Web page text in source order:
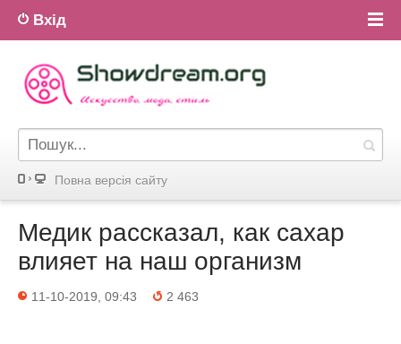
Вхід
Повна версiя сайту
Медик рассказал, как сахар
влияет на наш организм
11-10-2019, 09:43 2 463